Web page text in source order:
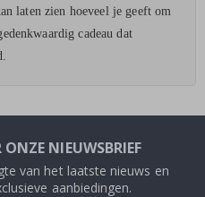
laten zien hoeveel je geeft om
cadeau dat
ONZE NIEUWSBRIEF
van het laatste nieuws en
aanbiedingen.